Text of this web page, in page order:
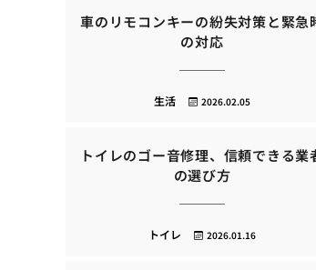
車のリモコンキーの紛失対策と緊急
の対応
2026.02.05
生活
トイレのゴー音修理、信頼できる業
の選び方
2026.01.16
トイレ